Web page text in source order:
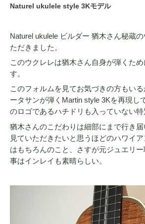
Naturel ukulele style 3Kモデル
Naturel ukulele ビルダー 猶木さん秘蔵
ただきました。
このウクレレは猶木さん自身が弾くた
す。
このフォルムを見てお気づきの方もい
ータサンが弾くMartin style 3Kを再現し
のロゴであるハチドリも入っていない特
猶木さんのこだわりは細部にまで行き
見ていただきたいと思うほどのハワイ
はもちろんのこと、さすが元ジュエリ
事はインレイも素晴らしい。